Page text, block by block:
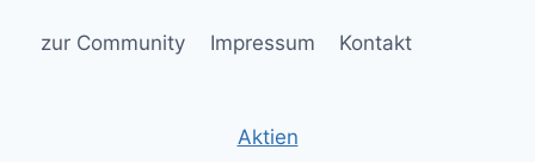
zur Community Impressum Kontakt
Aktien